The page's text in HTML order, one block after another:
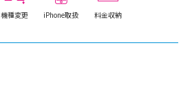
機種変更 iPhone取扱 料金収納